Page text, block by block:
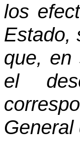
los
Estado,
que, en
el
General